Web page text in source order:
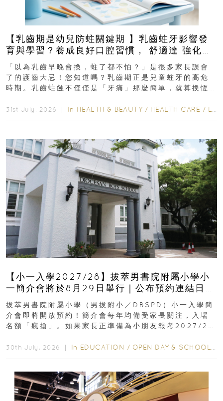
【乳齒期是幼兒防蛀關鍵期 】乳齒蛀牙影響發
育與學習？養成良好口腔習慣， 舒適達 強化琺
瑯質 兒童牙膏防護指南
「以為乳齒早晚會換，蛀了都不怕？」是很多家長誤會
了的護齒大忌！您知道嗎？乳齒期正是兒童蛀牙的高危
時期。乳齒蛀蝕不僅僅是「牙痛」那麼簡單，就算換恆
31st July, 2026 ｜ In HEALTH & BEAUTY / HEALTH CARE / LIFESTYLE
【小一入學2027/28】拔萃男書院附屬小學小
一簡介會將於8月29日舉行｜公布預約連結日期
｜更設有網上重溫
拔萃男書院附屬小學（男拔附小／DBSPD）小一入學簡
介會即將開放預約！簡介會每年均備受家長關注，入場
名額「瘋搶」。如果家長正準備為小朋友報考2027/28
30th July, 2026 ｜ In EDUCATION / OPEN DAY & SCHOOL EVENTS